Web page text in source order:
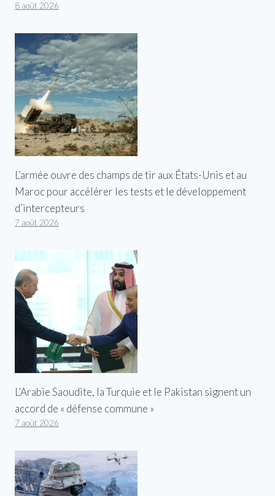
8 août 2026
L’armée ouvre des champs de tir aux États-Unis et au
Maroc pour accélérer les tests et le développement
d’intercepteurs
7 août 2026
L’Arabie Saoudite, la Turquie et le Pakistan signent un
accord de « défense commune »
7 août 2026